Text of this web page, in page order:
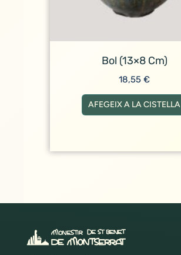
Bol (13×8 Cm)
18,55€
AFEGEIX A LA CISTELLA